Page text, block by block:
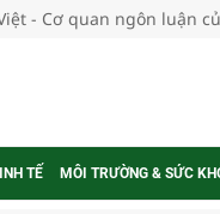
- Cơ quan ngôn luận
TẾ MÔI TRƯỜNG & SỨC